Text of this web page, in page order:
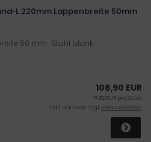
L.220mm Lappenbreite 50mm
50 mm · Stahl blank
106,90 EUR
17,82 EUR pro Stück
inkl. 19 % MwSt. zzgl.Versandkosten